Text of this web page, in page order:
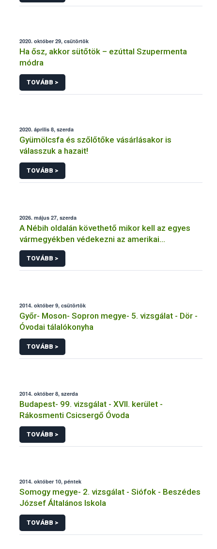
2020. október 29, csütörtök
Ha ősz, akkor sütőtök – ezúttal Szupermenta
módra
TOVÁBB >
2020. április 8, szerda
Gyümölcsfa és szőlőtőke vásárlásakor is
válasszuk a hazait!
TOVÁBB >
2026. május 27, szerda
A Nébih oldalán követhető mikor kell az egyes
vármegyékben védekezni az amerikai
szőlőkabóca ellen
TOVÁBB >
2014. október 9, csütörtök
Győr- Moson- Sopron megye- 5. vizsgálat - Dör -
Óvodai tálalókonyha
TOVÁBB >
2014. október 8, szerda
Budapest- 99. vizsgálat - XVII. kerület -
Rákosmenti Csicsergő Óvoda
TOVÁBB >
2014. október 10, péntek
Somogy megye- 2. vizsgálat - Siófok - Beszédes
József Általános Iskola
TOVÁBB >